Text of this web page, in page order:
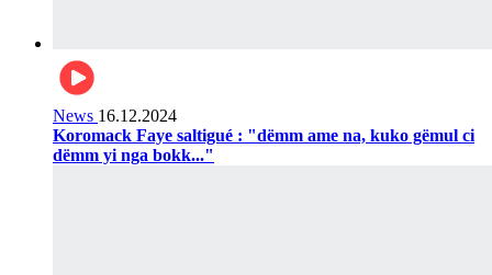
News 16.12.2024
Koromack Faye saltigué : "dëmm ame na, kuko gëmul ci
dëmm yi nga bokk..."